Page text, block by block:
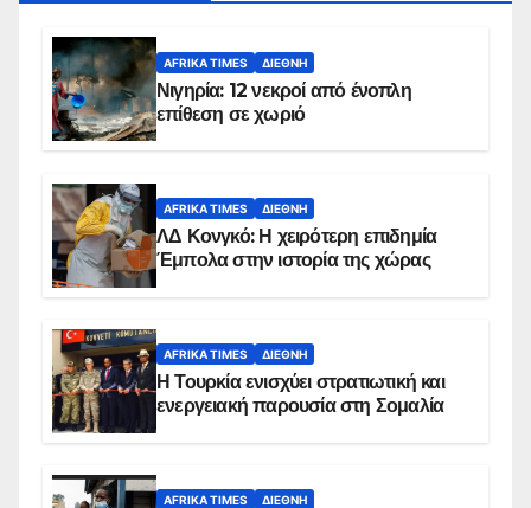
AFRIKA TIMES ΔΙΕΘΝΉ
Νιγηρία: 12 νεκροί από ένοπλη
επίθεση σε χωριό
AFRIKA TIMES ΔΙΕΘΝΉ
ΛΔ Κονγκό: Η χειρότερη επιδημία
Έμπολα στην ιστορία της χώρας
AFRIKA TIMES ΔΙΕΘΝΉ
Η Τουρκία ενισχύει στρατιωτική και
ενεργειακή παρουσία στη Σομαλία
AFRIKA TIMES ΔΙΕΘΝΉ